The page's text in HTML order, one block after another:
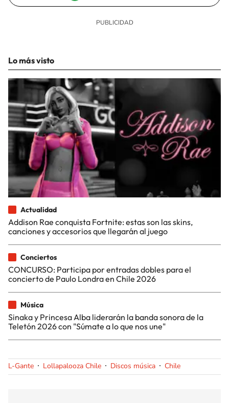
Lo más visto
Actualidad
Addison Rae conquista Fortnite: estas son las skins,
canciones y accesorios que llegarán al juego
Conciertos
CONCURSO: Participa por entradas dobles para el
concierto de Paulo Londra en Chile 2026
Música
Sinaka y Princesa Alba liderarán la banda sonora de la
Teletón 2026 con "Súmate a lo que nos une"
L-Gante Lollapalooza Chile Discos música Chile